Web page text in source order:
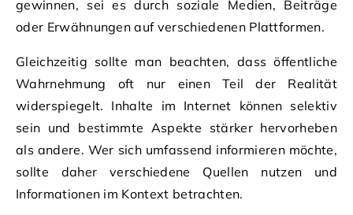
gewinnen, sei es durch soziale Medien, Beiträge
oder Erwähnungen auf verschiedenen Plattformen.
Gleichzeitig sollte man beachten, dass öffentliche
Wahrnehmung oft nur einen Teil der Realität
widerspiegelt. Inhalte im Internet können selektiv
sein und bestimmte Aspekte stärker hervorheben
als andere. Wer sich umfassend informieren möchte,
sollte daher verschiedene Quellen nutzen und
Informationen im Kontext betrachten.